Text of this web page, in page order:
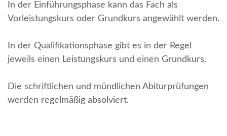
In der Einführungsphase kann das Fach als
Vorleistungskurs oder Grundkurs angewählt werden.
In der Qualifikationsphase gibt es in der Regel
jeweils einen Leistungskurs und einen Grundkurs.
Die schriftlichen und mündlichen Abiturprüfungen
werden regelmäßig absolviert.